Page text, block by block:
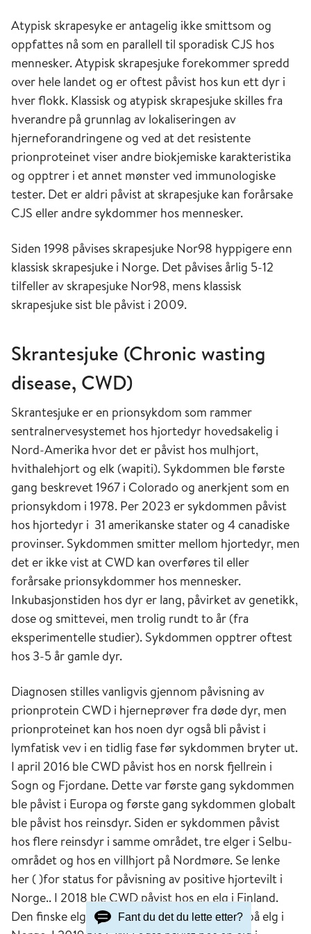
Atypisk skrapesyke er antagelig ikke smittsom og
oppfattes nå som en parallell til sporadisk CJS hos
mennesker. Atypisk skrapesjuke forekommer spredd
over hele landet og er oftest påvist hos kun ett dyr i
hver flokk. Klassisk og atypisk skrapesjuke skilles fra
hverandre på grunnlag av lokaliseringen av
hjerneforandringene og ved at det resistente
prionproteinet viser andre biokjemiske karakteristika
og opptrer i et annet mønster ved immunologiske
tester. Det er aldri påvist at skrapesjuke kan forårsake
CJS eller andre sykdommer hos mennesker.
Siden 1998 påvises skrapesjuke Nor98 hyppigere enn
klassisk skrapesjuke i Norge. Det påvises årlig 5-12
tilfeller av skrapesjuke Nor98, mens klassisk
skrapesjuke sist ble påvist i 2009.
Skrantesjuke (Chronic wasting
disease, CWD)
Skrantesjuke er en prionsykdom som rammer
sentralnervesystemet hos hjortedyr hovedsakelig i
Nord-Amerika hvor det er påvist hos mulhjort,
hvithalehjort og elk (wapiti). Sykdommen ble første
gang beskrevet 1967 i Colorado og anerkjent som en
prionsykdom i 1978. Per 2023 er sykdommen påvist
hos hjortedyr i 31 amerikanske stater og 4 canadiske
provinser. Sykdommen smitter mellom hjortedyr, men
det er ikke vist at CWD kan overføres til eller
forårsake prionsykdommer hos mennesker.
Inkubasjonstiden hos dyr er lang, påvirket av genetikk,
dose og smittevei, men trolig rundt to år (fra
eksperimentelle studier). Sykdommen opptrer oftest
hos 3-5 år gamle dyr.
Diagnosen stilles vanligvis gjennom påvisning av
prionprotein CWD i hjerneprøver fra døde dyr, men
prionproteinet kan hos noen dyr også bli påvist i
lymfatisk vev i en tidlig fase før sykdommen bryter ut.
I april 2016 ble CWD påvist hos en norsk fjellrein i
Sogn og Fjordane. Dette var første gang sykdommen
ble påvist i Europa og første gang sykdommen globalt
ble påvist hos reinsdyr. Siden er sykdommen påvist
hos flere reinsdyr i samme området, tre elger i Selbu-
området og hos en villhjort på Nordmøre. Se lenke
her ( )for status for påvisning av positive hjortevilt i
Norge.. I 2018 ble CWD påvist hos en elg i Finland.
Den finske elgen viste likheter med funnene på elg i
Fant du det du lette etter?